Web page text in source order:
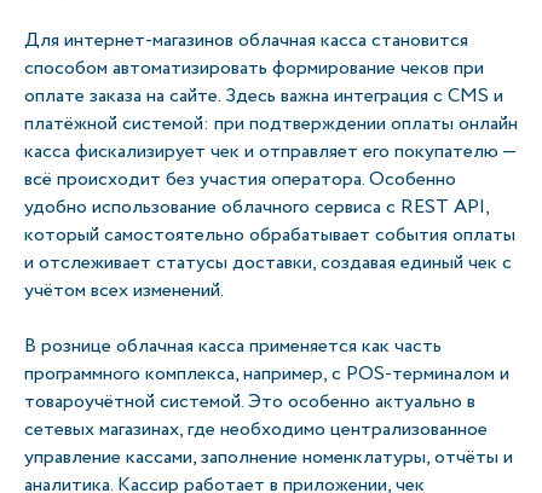
Для интернет-магазинов облачная касса становится
способом автоматизировать формирование чеков при
оплате заказа на сайте. Здесь важна интеграция с CMS и
платёжной системой: при подтверждении оплаты онлайн
касса фискализирует чек и отправляет его покупателю —
всё происходит без участия оператора. Особенно
удобно использование облачного сервиса с REST API,
который самостоятельно обрабатывает события оплаты
и отслеживает статусы доставки, создавая единый чек с
учётом всех изменений.
В рознице облачная касса применяется как часть
программного комплекса, например, с POS-терминалом и
товароучётной системой. Это особенно актуально в
сетевых магазинах, где необходимо централизованное
управление кассами, заполнение номенклатуры, отчёты и
аналитика. Кассир работает в приложении, чек